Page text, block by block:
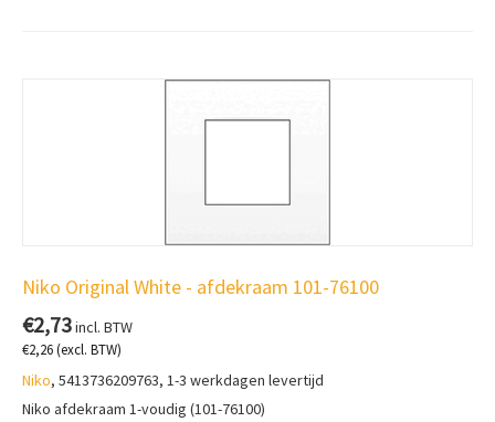
Niko Original White - afdekraam 101-76100
€2,73incl. BTW
€2,26(excl. BTW)
Niko, 5413736209763, 1-3 werkdagen levertijd
Niko afdekraam 1-voudig (101-76100)